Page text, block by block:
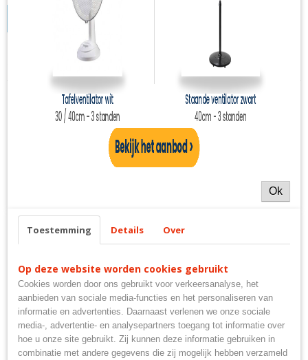
IN WINKELWAGEN
Specificaties
Productcode
Polypropyleen touw oranje 10mm 10meter
€ 3,35
Ok
Toestemming Details Over
Op deze website worden cookies gebruikt
Cookies worden door ons gebruikt voor verkeersanalyse, het
aanbieden van sociale media-functies en het personaliseren van
informatie en advertenties. Daarnaast verlenen we onze sociale
media-, advertentie- en analysepartners toegang tot informatie over
hoe u onze site gebruikt. Zij kunnen deze informatie gebruiken in
combinatie met andere gegevens die zij mogelijk hebben verzameld